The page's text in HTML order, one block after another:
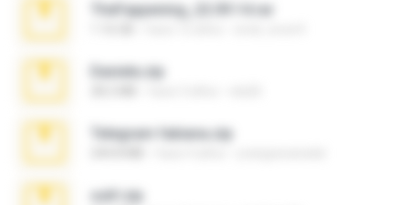
TheFappening_22.09.14.rar
Daniela.zip
Telegram fabiana.zip
ouh!.zip